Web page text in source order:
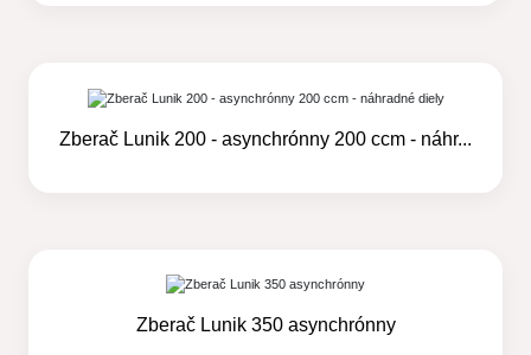
Zberač Lunik 200 - asynchrónny 200 ccm - náhr...
Zberač Lunik 350 asynchrónny